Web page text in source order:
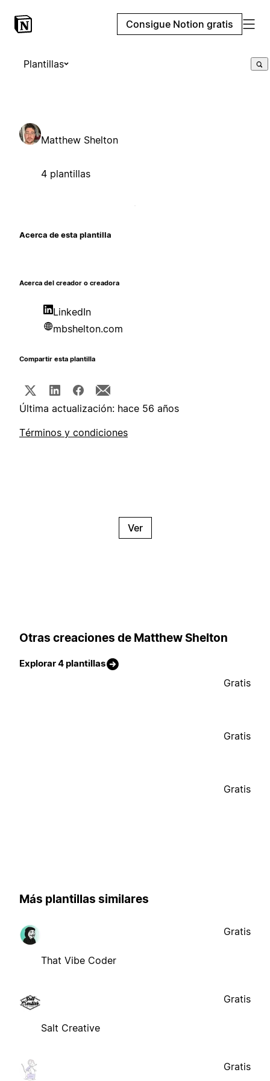
Consigue Notion gratis
Plantillas
Matthew Shelton
4 plantillas
Acerca de esta plantilla
Acerca del creador o creadora
LinkedIn
mbshelton.com
Compartir esta plantilla
Última actualización: hace 56 años
Términos y condiciones
Ver
Otras creaciones de Matthew Shelton
Explorar 4 plantillas
Gratis
Gratis
Gratis
Más plantillas similares
That Vibe Coder
Gratis
Salt Creative
Gratis
Gratis